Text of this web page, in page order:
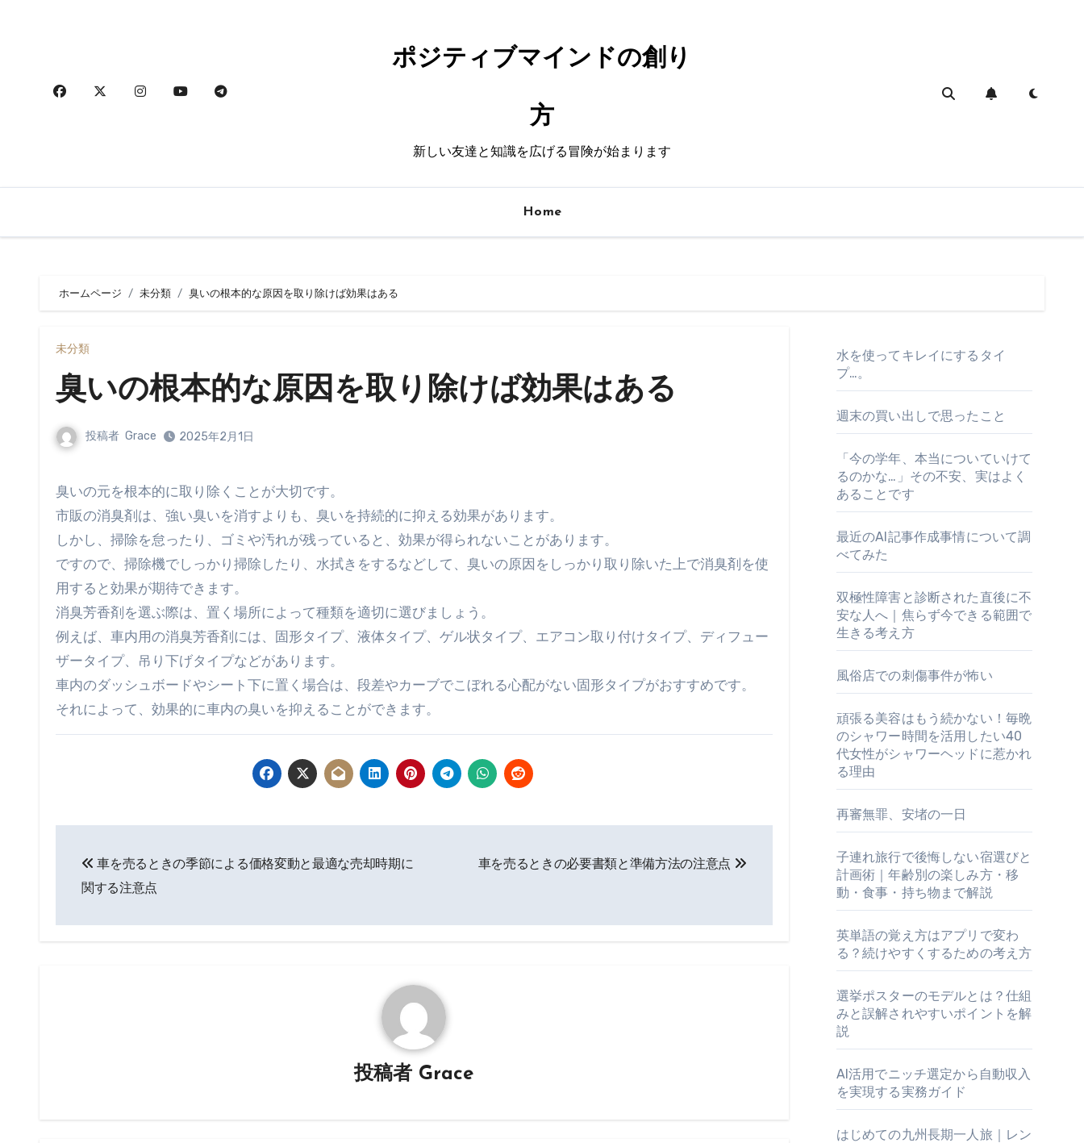
ポジティブマインドの創り
方
新しい友達と知識を広げる冒険が始まります
Home
ホームページ 未分類 臭いの根本的な原因を取り除けば効果はある
未分類
臭いの根本的な原因を取り除けば効果はある
投稿者 Grace 2025年2月1日
臭いの元を根本的に取り除くことが大切です。
市販の消臭剤は、強い臭いを消すよりも、臭いを持続的に抑える効果があります。
しかし、掃除を怠ったり、ゴミや汚れが残っていると、効果が得られないことがあります。
ですので、掃除機でしっかり掃除したり、水拭きをするなどして、臭いの原因をしっかり取り除いた上で消臭剤を使
用すると効果が期待できます。
消臭芳香剤を選ぶ際は、置く場所によって種類を適切に選びましょう。
例えば、車内用の消臭芳香剤には、固形タイプ、液体タイプ、ゲル状タイプ、エアコン取り付けタイプ、ディフュー
ザータイプ、吊り下げタイプなどがあります。
車内のダッシュボードやシート下に置く場合は、段差やカーブでこぼれる心配がない固形タイプがおすすめです。
それによって、効果的に車内の臭いを抑えることができます。
車を売るときの季節による価格変動と最適な売却時期に
関する注意点
車を売るときの必要書類と準備方法の注意点
投稿者 Grace
水を使ってキレイにするタイ
プ…。
週末の買い出しで思ったこと
「今の学年、本当についていけて
るのかな…」その不安、実はよく
あることです
最近のAI記事作成事情について調
べてみた
双極性障害と診断された直後に不
安な人へ｜焦らず今できる範囲で
生きる考え方
風俗店での刺傷事件が怖い
頑張る美容はもう続かない！毎晩
のシャワー時間を活用したい40
代女性がシャワーヘッドに惹かれ
る理由
再審無罪、安堵の一日
子連れ旅行で後悔しない宿選びと
計画術｜年齢別の楽しみ方・移
動・食事・持ち物まで解説
英単語の覚え方はアプリで変わ
る？続けやすくするための考え方
選挙ポスターのモデルとは？仕組
みと誤解されやすいポイントを解
説
AI活用でニッチ選定から自動収入
を実現する実務ガイド
はじめての九州長期一人旅｜レン